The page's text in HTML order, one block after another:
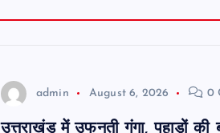
admin August 6, 2026 0
उत्तराखंड में उफनती गंगा, पहाड़ों